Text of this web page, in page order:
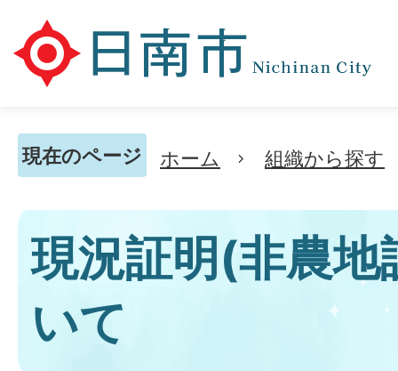
現在のページ ホーム 組織から探す
現況証明(非農
いて